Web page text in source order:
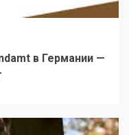
в Германии —